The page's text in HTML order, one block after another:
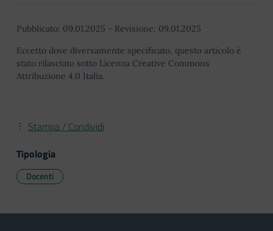
Pubblicato: 09.01.2025 - Revisione: 09.01.2025
Eccetto dove diversamente specificato, questo articolo è
stato rilasciato sotto Licenza Creative Commons
Attribuzione 4.0 Italia.
Stampa / Condividi
Tipologia
Docenti